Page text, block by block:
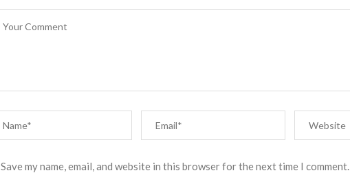
Save my name, email, and website in this browser for the next time I comment.